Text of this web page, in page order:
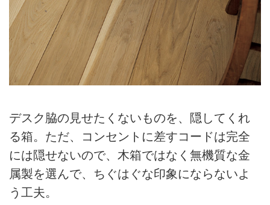
デスク脇の見せたくないものを、隠してくれ
る箱。ただ、コンセントに差すコードは完全
には隠せないので、木箱ではなく無機質な金
属製を選んで、ちぐはぐな印象にならないよ
う工夫。